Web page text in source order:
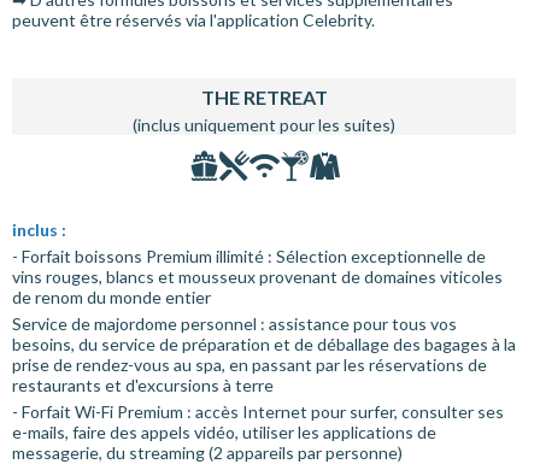
peuvent être réservés via l'application Celebrity.
THE RETREAT
(inclus uniquement pour les suites)
inclus :
- Forfait boissons Premium illimité : Sélection exceptionnelle de
vins rouges, blancs et mousseux provenant de domaines viticoles
de renom du monde entier
Service de majordome personnel : assistance pour tous vos
besoins, du service de préparation et de déballage des bagages à la
prise de rendez-vous au spa, en passant par les réservations de
restaurants et d'excursions à terre
- Forfait Wi-Fi Premium : accès Internet pour surfer, consulter ses
e-mails, faire des appels vidéo, utiliser les applications de
messagerie, du streaming (2 appareils par personne)